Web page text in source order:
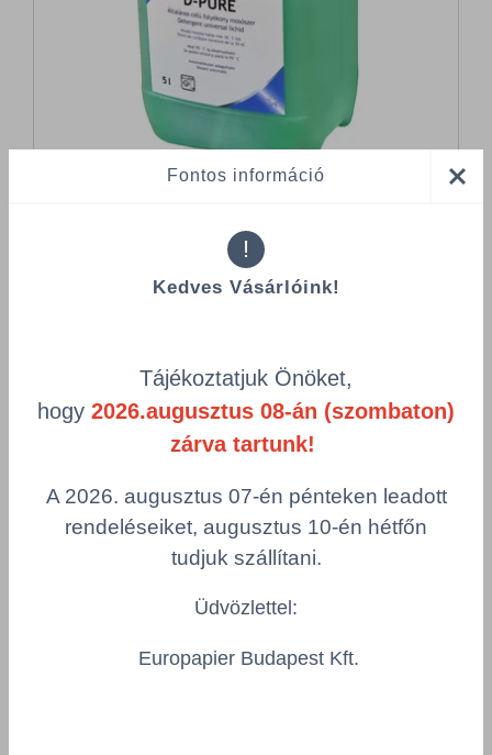
Összes termék (a rendezéshez - SZŰRÉS - kattints a lenti
grid.filter.title.mobile
Visszaállítás
Csomagolás
D-Pure folyékony mosószer 5L - DP5000
DEL/DP5000/PC
1 db = 1 kanna = 5 liter
Összeg csökkentése
Fontos információ
!
Kedves Vásárlóink!
Tájékoztatjuk Önöket,
hogy 2026.augusztus 08-án (szombaton)
zárva tartunk!
A 2026. augusztus 07-én pénteken leadott
rendeléseiket, augusztus 10-én hétfőn
tudjuk szállítani.
Üdvözlettel:
Europapier Budapest Kft.